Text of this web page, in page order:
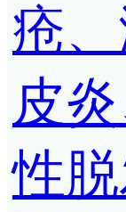
疮
皮
性